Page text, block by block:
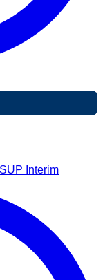
SUP Interim